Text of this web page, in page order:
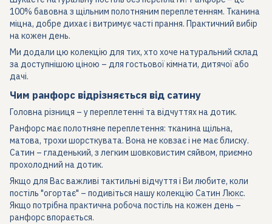
100% бавовна з щільним полотняним переплетенням. Тканина
міцна, добре дихає і витримує часті прання. Практичний вибір
на кожен день.
Ми додали цю колекцію для тих, хто хоче натуральний склад
за доступнішою ціною – для гостьової кімнати, дитячої або
дачі.
Чим ранфорс відрізняється від сатину
Головна різниця – у переплетенні та відчуттях на дотик.
Ранфорс має полотняне переплетення: тканина щільна,
матова, трохи шорсткувата. Вона не ковзає і не має блиску.
Сатин – гладенький, з легким шовковистим сяйвом, приємно
прохолодний на дотик.
Якщо для Вас важливі тактильні відчуття і Ви любите, коли
постіль "огортає" – подивіться нашу колекцію Сатин Люкс.
Якщо потрібна практична робоча постіль на кожен день –
ранфорс впорається.